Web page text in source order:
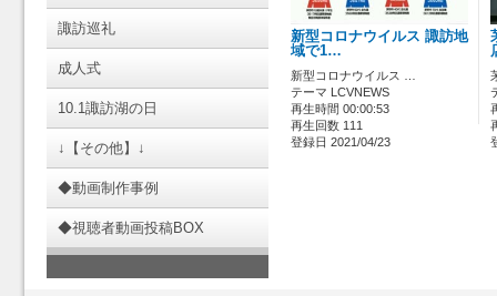
諏訪巡礼
成人式
10.1諏訪湖の日
↓【その他】↓
◆動画制作事例
◆視聴者動画投稿BOX
新型コロナウイルス 諏訪地
域で1…
新型コロナウイルス …
テーマ LCVNEWS
再生時間 00:00:53
再生回数 111
登録日 2021/04/23